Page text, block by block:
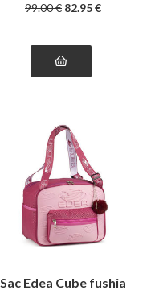
99.00€ 82.95€
Sac Edea Cube fushia